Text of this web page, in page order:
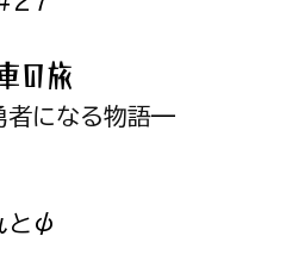
の旅
者になる物語—
とψ